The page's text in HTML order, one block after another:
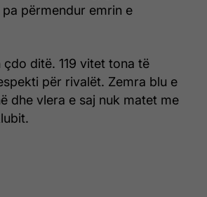
përmendur emrin e
çdo ditë. 119 vitet tona të
për rivalët. Zemra blu e
dhe vlera e saj nuk matet me